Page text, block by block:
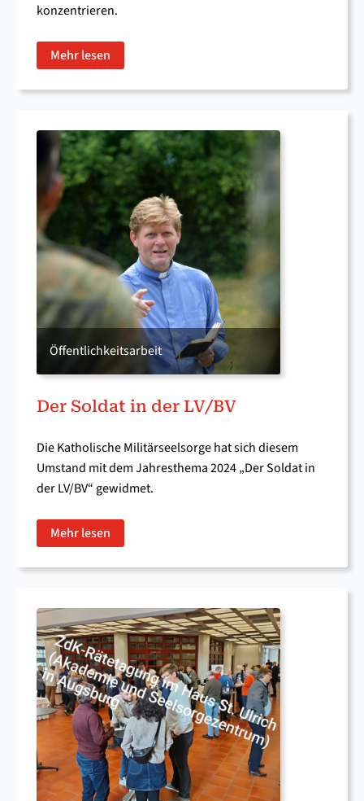
konzentrieren.
Mehr lesen
Öffentlichkeitsarbeit
Der Soldat in der LV/BV
Die Katholische Militärseelsorge hat sich diesem
Umstand mit dem Jahresthema 2024 „Der Soldat in
der LV/BV“ gewidmet.
Mehr lesen